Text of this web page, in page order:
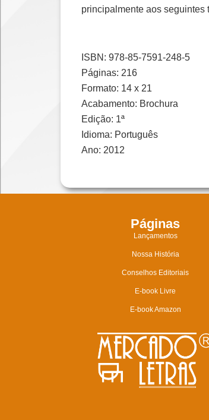
principalmente aos seguintes
ISBN: 978-85-7591-248-5
Páginas: 216
Formato: 14 x 21
Acabamento: Brochura
Edição: 1ª
Idioma: Português
Ano: 2012
Páginas
Lançamentos
Nossa História
Conselhos Editoriais
E-book Livre
E-book Amazon